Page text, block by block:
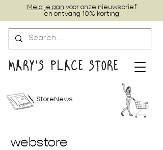
MARY'S PLACE STORE
StoreNews
Meld je aan voor onze nieuwsbrief
en ontvang 10% korting
webstore